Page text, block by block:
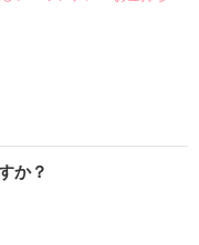
か？